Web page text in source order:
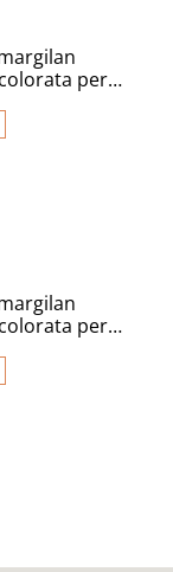
per
su ordinazione,
per
su ordinazione,